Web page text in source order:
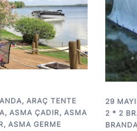
, ARAÇ TENTE
, ASMA ÇADIR, ASMA
, ASMA GERME
29
2 * 2
BRANDA